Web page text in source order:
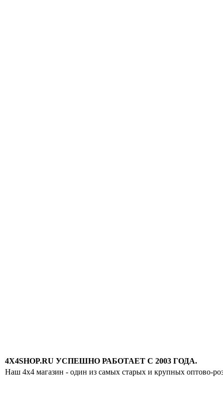
4X4SHOP.RU УСПЕШНО РАБОТАЕТ С 2003 ГОДА.
Наш 4x4 магазин - один из самых старых и крупных оптово-